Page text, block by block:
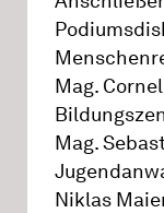
Mag.
Mag.
Niklas